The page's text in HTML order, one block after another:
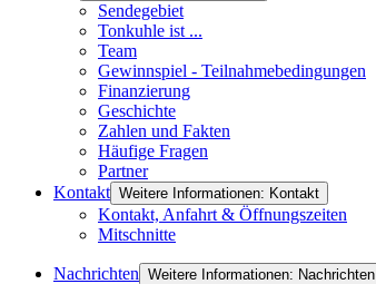
Sendegebiet
Tonkuhle ist ...
Team
Gewinnspiel - Teilnahmebedingungen
Finanzierung
Geschichte
Zahlen und Fakten
Häufige Fragen
Partner
Kontakt Weitere Informationen: Kontakt
Kontakt, Anfahrt & Öffnungszeiten
Mitschnitte
Nachrichten Weitere Informationen: Nachrichten